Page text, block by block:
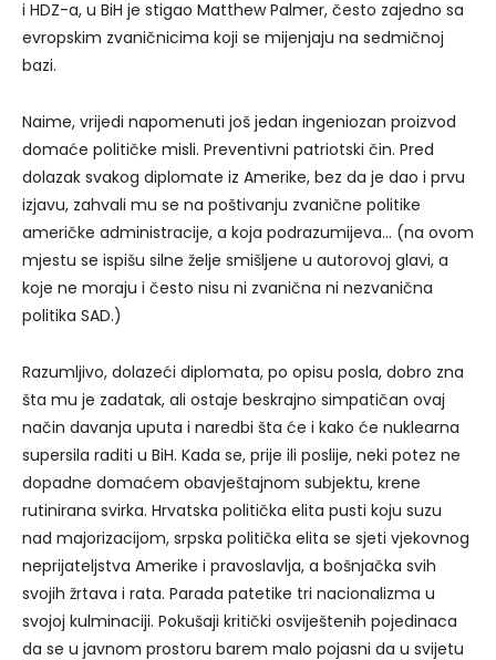
i HDZ-a, u BiH je stigao Matthew Palmer, često zajedno sa
evropskim zvaničnicima koji se mijenjaju na sedmičnoj
bazi.
Naime, vrijedi napomenuti još jedan ingeniozan proizvod
domaće političke misli. Preventivni patriotski čin. Pred
dolazak svakog diplomate iz Amerike, bez da je dao i prvu
izjavu, zahvali mu se na poštivanju zvanične politike
američke administracije, a koja podrazumijeva… (na ovom
mjestu se ispišu silne želje smišljene u autorovoj glavi, a
koje ne moraju i često nisu ni zvanična ni nezvanična
politika SAD.)
Razumljivo, dolazeći diplomata, po opisu posla, dobro zna
šta mu je zadatak, ali ostaje beskrajno simpatičan ovaj
način davanja uputa i naredbi šta će i kako će nuklearna
supersila raditi u BiH. Kada se, prije ili poslije, neki potez ne
dopadne domaćem obavještajnom subjektu, krene
rutinirana svirka. Hrvatska politička elita pusti koju suzu
nad majorizacijom, srpska politička elita se sjeti vjekovnog
neprijateljstva Amerike i pravoslavlja, a bošnjačka svih
svojih žrtava i rata. Parada patetike tri nacionalizma u
svojoj kulminaciji. Pokušaji kritički osviještenih pojedinaca
da se u javnom prostoru barem malo pojasni da u svijetu